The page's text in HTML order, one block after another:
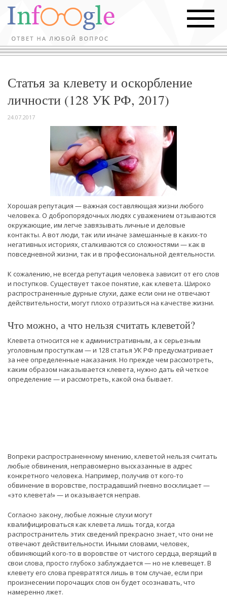
Статья за клевету и оскорбление
личности (128 УК РФ, 2017)
24.07.2017
Хорошая репутация — важная составляющая жизни любого
человека. О добропорядочных людях с уважением отзываются
окружающие, им легче завязывать личные и деловые
контакты. А вот люди, так или иначе замешанные в каких-то
негативных историях, сталкиваются со сложностями — как в
повседневной жизни, так и в профессиональной деятельности.
К сожалению, не всегда репутация человека зависит от его слов
и поступков. Существует такое понятие, как клевета. Широко
распространенные дурные слухи, даже если они не отвечают
действительности, могут плохо отразиться на качестве жизни.
Что можно, а что нельзя считать клеветой?
Клевета относится не к административным, а к серьезным
уголовным проступкам — и 128 статья УК РФ предусматривает
за нее определенные наказания. Но прежде чем рассмотреть,
каким образом наказывается клевета, нужно дать ей четкое
определение — и рассмотреть, какой она бывает.
Вопреки распространенному мнению, клеветой нельзя считать
любые обвинения, неправомерно высказанные в адрес
конкретного человека. Например, получив от кого-то
обвинение в воровстве, пострадавший гневно восклицает —
«это клевета!» — и оказывается неправ.
Согласно закону, любые ложные слухи могут
квалифицироваться как клевета лишь тогда, когда
распространитель этих сведений прекрасно знает, что они не
отвечают действительности. Иными словами, человек,
обвиняющий кого-то в воровстве от чистого сердца, верящий в
свои слова, просто глубоко заблуждается — но не клевещет. В
клевету его слова превратятся лишь в том случае, если при
произнесении порочащих слов он будет осознавать, что
намеренно лжет.